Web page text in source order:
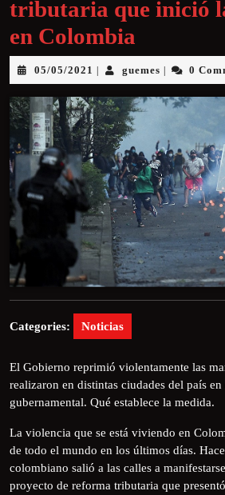
tributaria que inició
en Colombia
05/05/2021 guemes 0
Categories: Noticias
El Gobierno reprimió violentamente las
realizaron en distintas ciudades del país
gubernamental. Qué establece la medida.
La violencia que se está viviendo en
de todo el mundo en los últimos días.
colombiano salió a las calles a
proyecto de reforma tributaria que